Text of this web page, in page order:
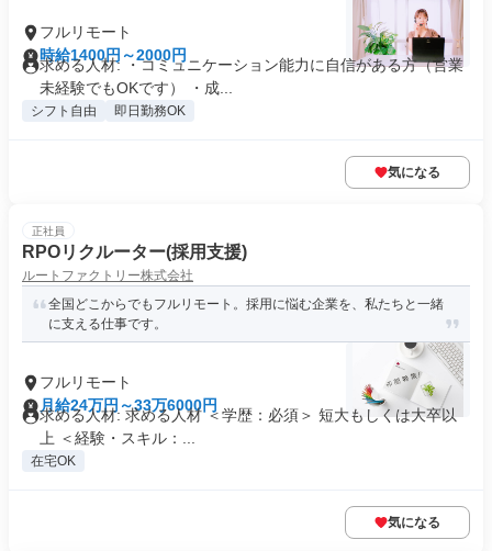
フルリモート
時給1400円～2000円
求める人材: ・コミュニケーション能力に自信がある方（営業
未経験でもOKです） ・成...
シフト自由 即日勤務OK
気になる
正社員
RPOリクルーター(採用支援)
ルートファクトリー株式会社
全国どこからでもフルリモート。採用に悩む企業を、私たちと一緒
に支える仕事です。
フルリモート
月給24万円～33万6000円
求める人材: 求める人材 ＜学歴：必須＞ 短大もしくは大卒以
上 ＜経験・スキル：...
在宅OK
気になる